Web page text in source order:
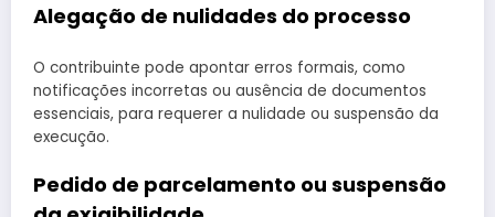
Alegação de nulidades do processo
O contribuinte pode apontar erros formais, como
notificações incorretas ou ausência de documentos
essenciais, para requerer a nulidade ou suspensão da
execução.
Pedido de parcelamento ou suspensão